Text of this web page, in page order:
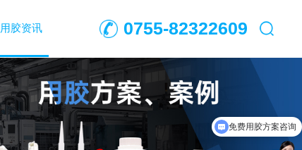
用胶资讯 0755-82322609
免费用胶方案咨询